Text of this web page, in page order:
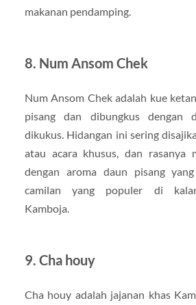
makanan pendamping.
8. Num Ansom Chek
Num Ansom Chek adalah kue
pisang dan dibungkus dengan
dikukus. Hidangan ini sering
atau acara khusus, dan rasanya
dengan aroma daun pisang
camilan yang populer di
Kamboja.
9. Cha houy
Cha houy adalah jajanan khas